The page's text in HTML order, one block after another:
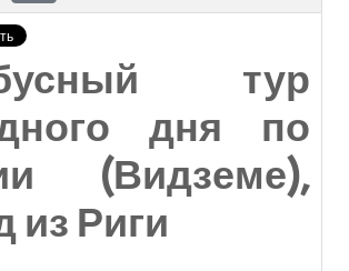
тур
дня по
(Видземе),
из Риги